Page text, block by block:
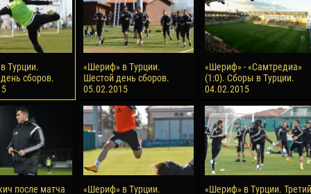
Турции.
сборов.
«Шериф» в Турции.
Шестой день сборов.
05.02.2015
«Шериф» - «Самтредиа»
(1:0). Сборы в Турции.
04.02.2015
после матча
«Шериф» в Турции.
«Шериф» в Турции. Третий